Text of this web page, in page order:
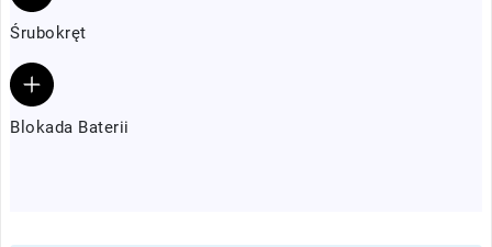
Śrubokręt
Blokada Baterii